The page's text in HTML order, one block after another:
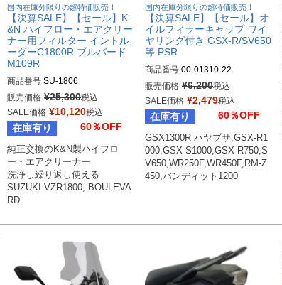
国内在庫分限りの超特価販売！
【決算SALE】【セール】K
&N ハイフロー・エアクリー
ナー用フィルター イントル
ーダーC1800R ブルバード
M109R
商品番号 SU-1806
販売価格 ¥25,300税込
SALE価格 ¥10,120税込
在庫有り 60％OFF
純正交換のK&N製ハイフロ
ー・エアクリーナー
洗浄し繰り返し使える
SUZUKI VZR1800, BOULEVA
RD
国内在庫分限りの超特価販売！
【決算SALE】【セール】オ
イルフィラーキャップ ワイ
ヤリング付き GSX-R/SV650
等 PSR
商品番号 00-01310-22
販売価格 ¥6,200税込
SALE価格 ¥2,479税込
在庫有り 60％OFF
GSX1300R ハヤブサ,GSX-R1
000,GSX-S1000,GSX-R750,S
V650,WR250F,WR450F,RM-Z
450,バンディット1200